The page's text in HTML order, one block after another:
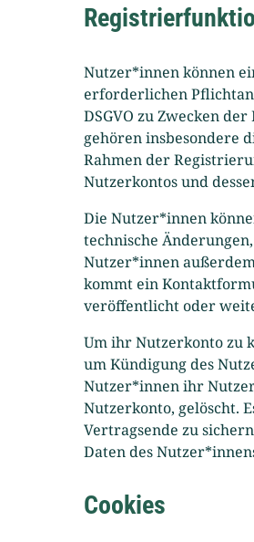
Nutzer*innen können
erforderlichen
DSGVO zu Zwecken
gehören insbesondere
Rahmen der
Nutzerkontos und
Die Nutzer*innen
technische
Nutzer*innen
kommt ein
veröffentlicht oder
Um ihr Nutzerkonto zu
um Kündigung des
Nutzer*innen ihr
Nutzerkonto, gelöscht.
Vertragsende zu
Daten des
Cookies